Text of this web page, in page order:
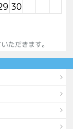
30
ただきます。